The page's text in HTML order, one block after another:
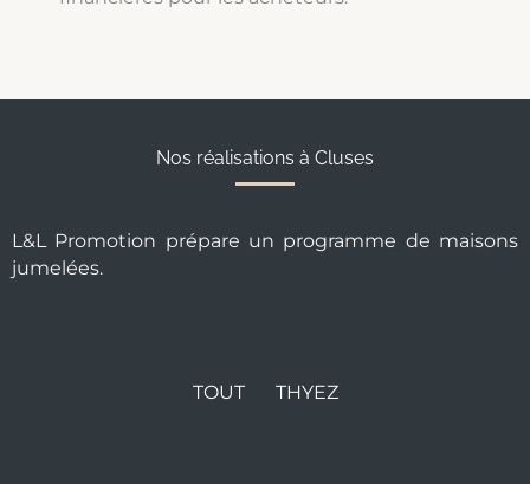
Nos réalisations à Cluses
L&L Promotion prépare un programme de maisons
jumelées.
TOUT THYEZ